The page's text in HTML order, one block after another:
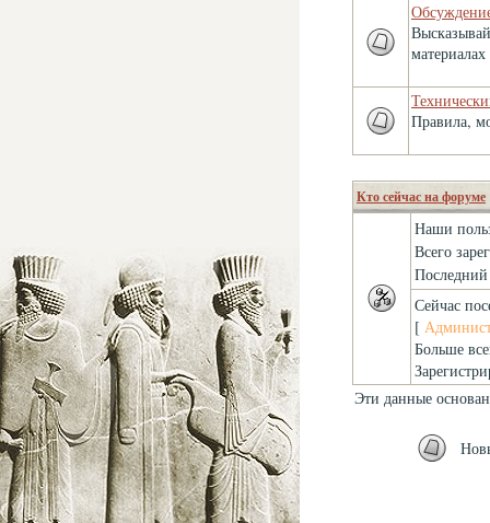
Правила,
Кто сейчас на форуме
Наши
Всего
Последний
Сейчас
[
Больше
Эти данные